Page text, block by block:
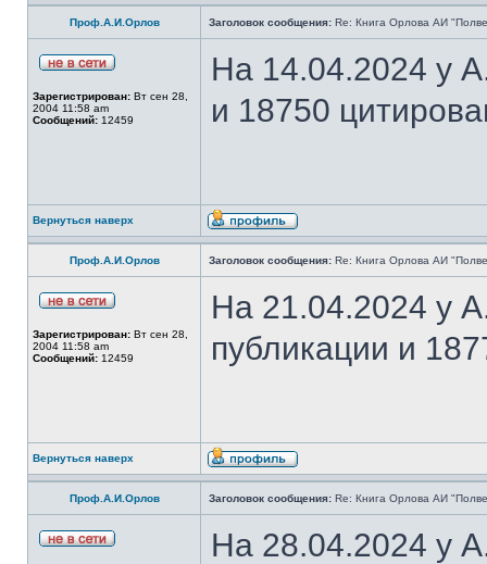
Проф.А.И.Орлов Заголовок сообщения: Re: Книга Орлова АИ
Зарегистрирован: Вт сен 28,
2004 11:58 am
Сообщений: 12459
На 14.04.2024 у
и 18750
Вернуться наверх
Проф.А.И.Орлов Заголовок сообщения: Re: Книга Орлова АИ
Зарегистрирован: Вт сен 28,
2004 11:58 am
Сообщений: 12459
На 21.04.2024 у
публикации и
Вернуться наверх
Проф.А.И.Орлов Заголовок сообщения: Re: Книга Орлова АИ
На 28.04.2024 у